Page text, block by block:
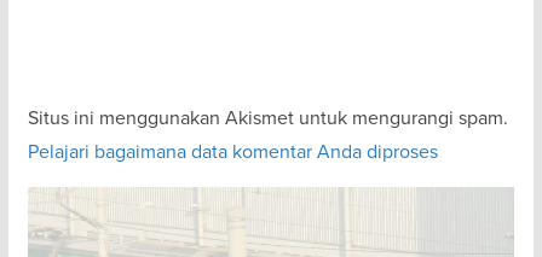
Situs ini menggunakan Akismet untuk mengurangi spam.
Pelajari bagaimana data komentar Anda diproses